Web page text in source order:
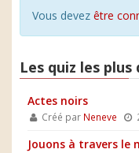
Vous devez être
Les quiz les
Actes noirs
Créé par Neneve
Jouons à travers le